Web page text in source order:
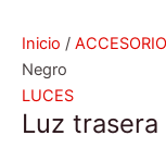
Inicio /
Negro
LUCES
Luz